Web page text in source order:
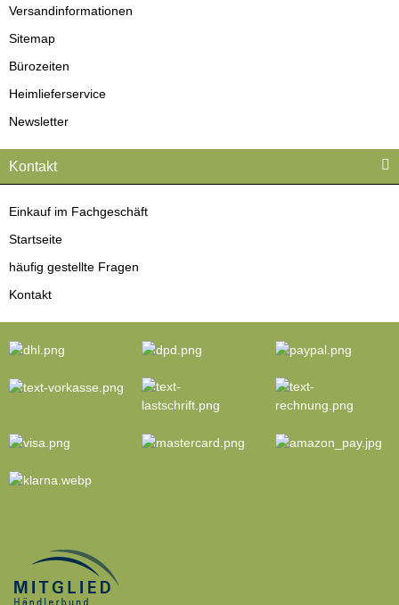
Versandinformationen
Sitemap
Bürozeiten
Heimlieferservice
Newsletter
Kontakt
Einkauf im Fachgeschäft
Startseite
häufig gestellte Fragen
Kontakt